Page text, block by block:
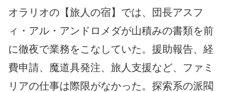
オラリオの【旅人の宿】では、団長アスフ
ィ・アル・アンドロメダが山積みの書類を前
に徹夜で業務をこなしていた。援助報告、経
費申請、魔道具発注、旅人支援など、ファミ
リアの仕事は際限がなかった。探索系の派閥